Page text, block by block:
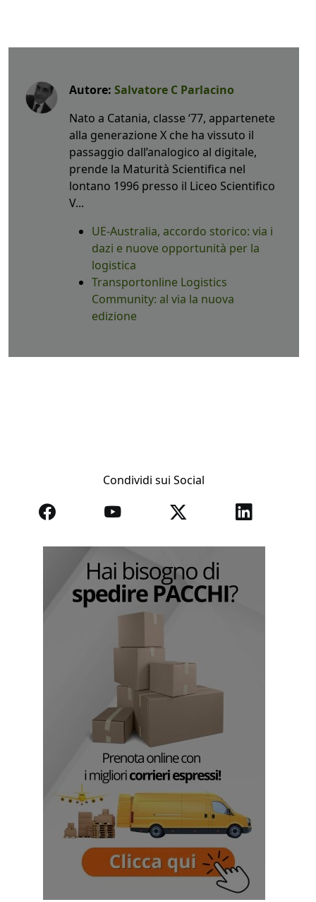
Autore: Salvatore C Parlacino
Nato a Catania, classe ‘77, appartenete
alla generazione X che ha vissuto il
passaggio dall’analogico al digitale,
prende la Maturità Scientifica nel
lontano 1996 presso il Liceo Scientifico
V...
UE-Australia, accordo storico: via i
dazi e nuove opportunità per la
logistica
Transportonline Logistics
Community: al via la nuova
edizione
Condividi sui Social